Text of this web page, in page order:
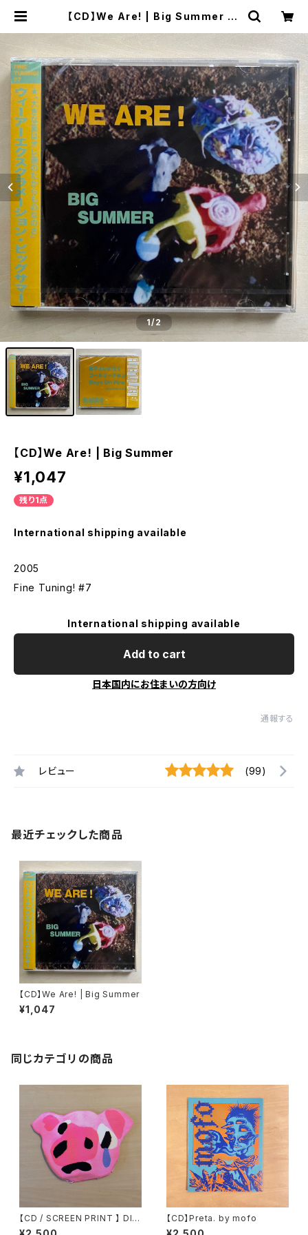
【CD】We Are! | Big Summer | t
1/2
【CD】We Are! | Big Summer
¥1,047
残り1点
International shipping available
2005
Fine Tuning! #7
International shipping available
Add to cart
日本国内にお住まいの方向け
通報する
レビュー (99)
最近チェックした商品
【CD】We Are! | Big Summer
¥1,047
同じカテゴリの商品
【CD / SCREEN PRINT 】 DIS
CO MAIALE by specialedol
【CD】Preta. by mofo